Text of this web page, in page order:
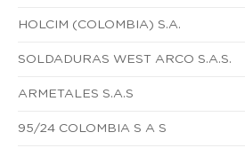
HOLCIM (COLOMBIA) S.A.
SOLDADURAS WEST ARCO S.A.S.
ARMETALES S.A.S
95/24 COLOMBIA S A S